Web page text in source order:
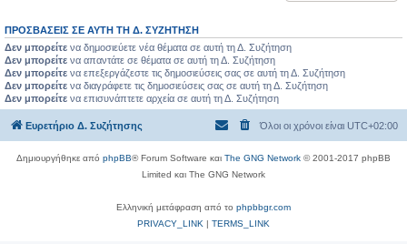
ΠΡΟΣΒΆΣΕΙΣ ΣΕ ΑΥΤΉ ΤΗ Δ. ΣΥΖΉΤΗΣΗ
Δεν μπορείτε να δημοσιεύετε νέα θέματα σε αυτή τη Δ. Συζήτηση
Δεν μπορείτε να απαντάτε σε θέματα σε αυτή τη Δ. Συζήτηση
Δεν μπορείτε να επεξεργάζεστε τις δημοσιεύσεις σας σε αυτή τη Δ. Συζήτηση
Δεν μπορείτε να διαγράφετε τις δημοσιεύσεις σας σε αυτή τη Δ. Συζήτηση
Δεν μπορείτε να επισυνάπτετε αρχεία σε αυτή τη Δ. Συζήτηση
Ευρετήριο Δ. Συζήτησης Όλοι οι χρόνοι είναι UTC+02:00
Δημιουργήθηκε από phpBB® Forum Software και The GNG Network © 2001-2017 phpBB
Limited και The GNG Network
Ελληνική μετάφραση από το phpbbgr.com
PRIVACY_LINK | TERMS_LINK